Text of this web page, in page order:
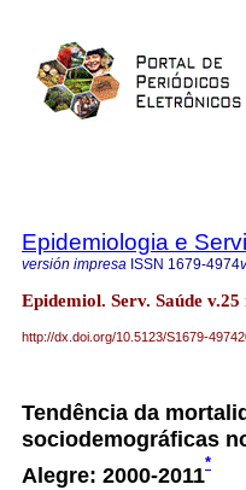
Epidemiologia e
versión impresa ISSN 1679-4974
Epidemiol. Serv. Saúde
http://dx.doi.org/10.5123/S1679-
Tendência da
sociodemográficas
Alegre: 2000-2011
*